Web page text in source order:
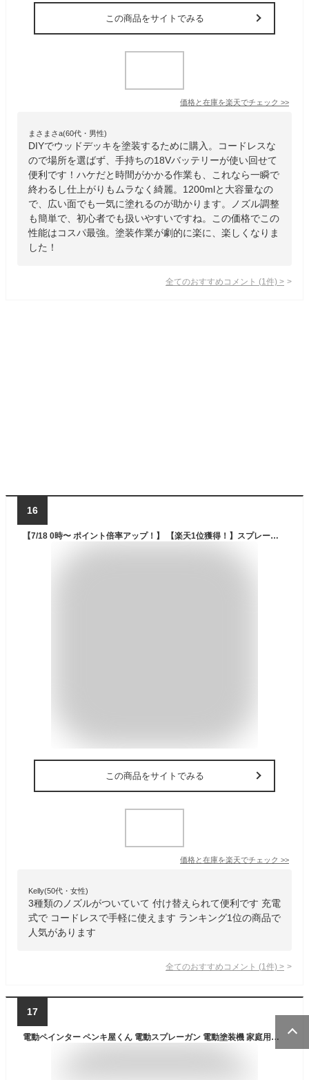
この商品をサイトでみる
価格と在庫を楽天でチェック >>
まさまさa(60代・男性)
DIYでウッドデッキを塗装するために購入。コードレスな
ので場所を選ばず、手持ちの18Vバッテリーが使い回せて
便利です！ハケだと時間がかかる作業も、これなら一瞬で
終わるし仕上がりもムラなく綺麗。1200mlと大容量なの
で、広い面でも一気に塗れるのが助かります。ノズル調整
も簡単で、初心者でも扱いやすいですね。この価格でこの
性能はコスパ最強。塗装作業が劇的に楽に、楽しくなりま
した！
全てのおすすめコメント (1 件) >
16
【7/18 0時〜 ポイント倍率アップ！】 【楽天1位獲得！】スプレーガン 塗装 電動充電式 マキタ 互換 コードレス 18v 塗装ガン 塗装用 塗装機 スプレー DIY 工具 ペイントスプレー カップ付き Longsafe(SPR01)
この商品をサイトでみる
価格と在庫を楽天でチェック >>
Kelly(50代・女性)
3種類のノズルがついていて 付け替えられて便利です 充電
式で コードレスで手軽に使えます ランキング1位の商品で
人気があります
全てのおすすめコメント (1 件) >
17
電動ペインター ペンキ屋くん 電動スプレーガン 電動塗装機 家庭用小型電動塗装機 エアスプレーガン 電動 ペインター 3つの噴霧方法 【水平 垂直 丸型】 hvlp スプレーガン 塗装用 ミニペインター 塗装機 家庭用 人気 電動スプレー DIY 木材 おすすめ 人気 送料無料【RSL】